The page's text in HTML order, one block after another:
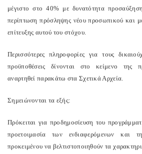
μέγιστο στο 40% με δυνατότητα
περίπτωση πρόσληψης νέου προσωπικού και
επίτευξης αυτού του στόχου.
Περισσότερες πληροφορίες για τους
προϋποθέσεις δίνονται στο κείμενο της
αναρτηθεί παρακάτω στα Σχετικά Αρχεία.
Σημειώνονται τα εξής:
Πρόκειται για προδημοσίευση του
προετοιμασία των ενδιαφερόμενων και
προκειμένου να βελτιστοποιηθούν τα